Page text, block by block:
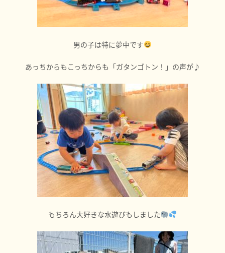
男の子は特に夢中です
あっちからもこっちからも「ガタンゴトン！」の声が♪
もちろん大好きな水遊びもしました